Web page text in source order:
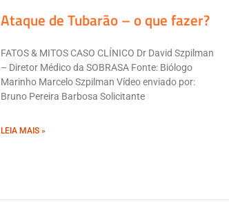
Ataque de Tubarão – o que fazer?
FATOS & MITOS CASO CLÍNICO Dr David Szpilman
– Diretor Médico da SOBRASA Fonte: Biólogo
Marinho Marcelo Szpilman Vídeo enviado por:
Bruno Pereira Barbosa Solicitante
LEIA MAIS »